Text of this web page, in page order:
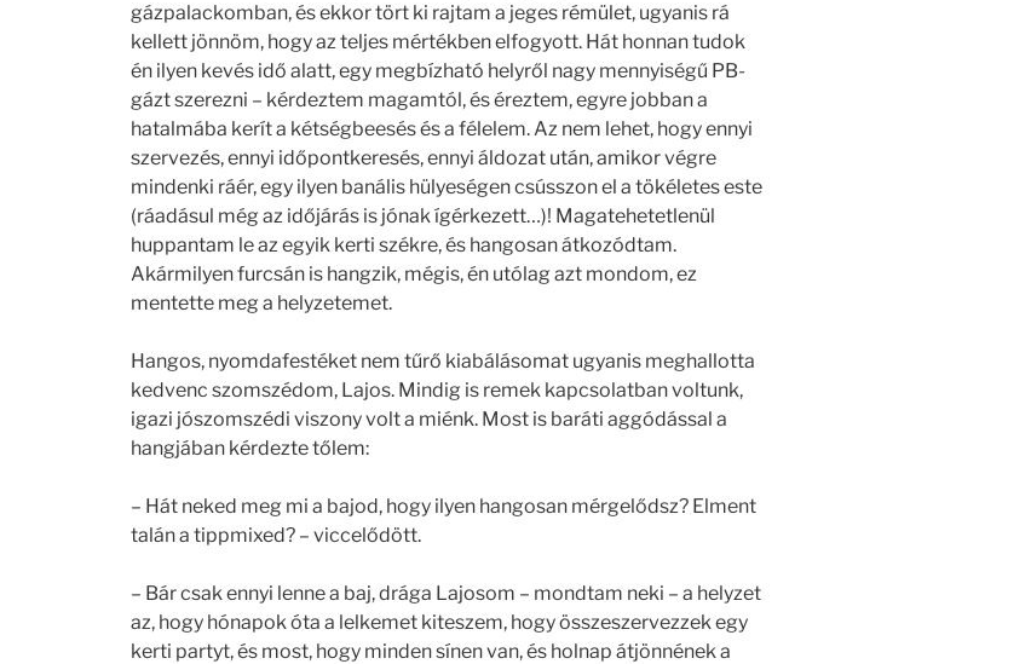
gázpalackomban, és ekkor tört ki rajtam a jeges rémület, ugyanis rá
kellett jönnöm, hogy az teljes mértékben elfogyott. Hát honnan tudok
én ilyen kevés idő alatt, egy megbízható helyről nagy mennyiségű PB-
gázt szerezni – kérdeztem magamtól, és éreztem, egyre jobban a
hatalmába kerít a kétségbeesés és a félelem. Az nem lehet, hogy ennyi
szervezés, ennyi időpontkeresés, ennyi áldozat után, amikor végre
mindenki ráér, egy ilyen banális hülyeségen csússzon el a tökéletes este
(ráadásul még az időjárás is jónak ígérkezett…)! Magatehetetlenül
huppantam le az egyik kerti székre, és hangosan átkozódtam.
Akármilyen furcsán is hangzik, mégis, én utólag azt mondom, ez
mentette meg a helyzetemet.
Hangos, nyomdafestéket nem tűrő kiabálásomat ugyanis meghallotta
kedvenc szomszédom, Lajos. Mindig is remek kapcsolatban voltunk,
igazi jószomszédi viszony volt a miénk. Most is baráti aggódással a
hangjában kérdezte tőlem:
– Hát neked meg mi a bajod, hogy ilyen hangosan mérgelődsz? Elment
talán a tippmixed? – viccelődött.
– Bár csak ennyi lenne a baj, drága Lajosom – mondtam neki – a helyzet
az, hogy hónapok óta a lelkemet kiteszem, hogy összeszervezzek egy
kerti partyt, és most, hogy minden sínen van, és holnap átjönnének a